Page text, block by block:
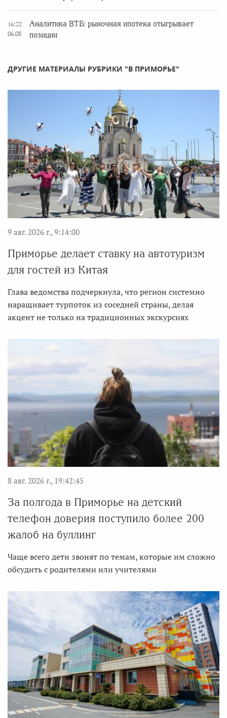
16:22
06.08
Аналитика ВТБ: рыночная ипотека отыгрывает
позиции
ДРУГИЕ МАТЕРИАЛЫ РУБРИКИ "В ПРИМОРЬЕ"
9 авг. 2026 г., 9:14:00
Приморье делает ставку на автотуризм
для гостей из Китая
Глава ведомства подчеркнула, что регион системно
наращивает турпоток из соседней страны, делая
акцент не только на традиционных экскурсиях
8 авг. 2026 г., 19:42:45
За полгода в Приморье на детский
телефон доверия поступило более 200
жалоб на буллинг
Чаще всего дети звонят по темам, которые им сложно
обсудить с родителями или учителями